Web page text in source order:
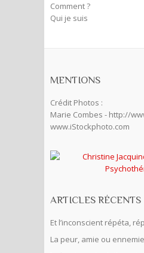
Comment ?
Qui je suis
MENTIONS
Crédit Photos :
Marie Combes - http://
www.iStockphoto.com
ARTICLES RÉCENTS
Et l’inconscient répéta,
La peur, amie ou